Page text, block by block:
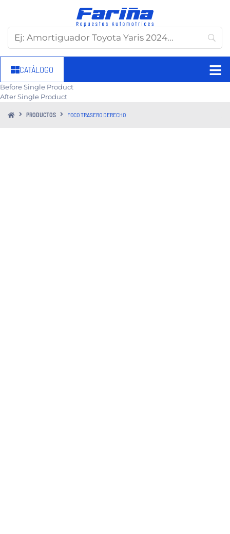
CATÁLOGO
Before Single Product
After Single Product
PRODUCTOS FOCO TRASERO DERECHO